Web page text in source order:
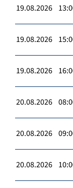
19.08.2026
19.08.2026
19.08.2026
20.08.2026
20.08.2026
20.08.2026